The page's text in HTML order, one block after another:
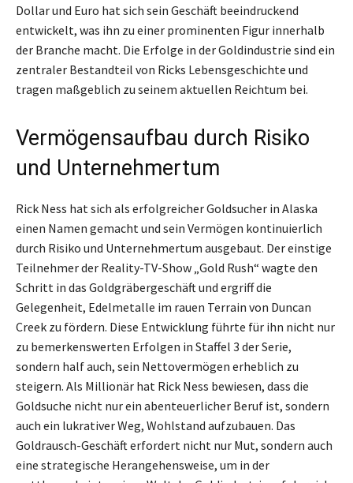
Dollar und Euro hat sich sein Geschäft beeindruckend
entwickelt, was ihn zu einer prominenten Figur innerhalb
der Branche macht. Die Erfolge in der Goldindustrie sind ein
zentraler Bestandteil von Ricks Lebensgeschichte und
tragen maßgeblich zu seinem aktuellen Reichtum bei.
Vermögensaufbau durch Risiko
und Unternehmertum
Rick Ness hat sich als erfolgreicher Goldsucher in Alaska
einen Namen gemacht und sein Vermögen kontinuierlich
durch Risiko und Unternehmertum ausgebaut. Der einstige
Teilnehmer der Reality-TV-Show „Gold Rush“ wagte den
Schritt in das Goldgräbergeschäft und ergriff die
Gelegenheit, Edelmetalle im rauen Terrain von Duncan
Creek zu fördern. Diese Entwicklung führte für ihn nicht nur
zu bemerkenswerten Erfolgen in Staffel 3 der Serie,
sondern half auch, sein Nettovermögen erheblich zu
steigern. Als Millionär hat Rick Ness bewiesen, dass die
Goldsuche nicht nur ein abenteuerlicher Beruf ist, sondern
auch ein lukrativer Weg, Wohlstand aufzubauen. Das
Goldrausch-Geschäft erfordert nicht nur Mut, sondern auch
eine strategische Herangehensweise, um in der